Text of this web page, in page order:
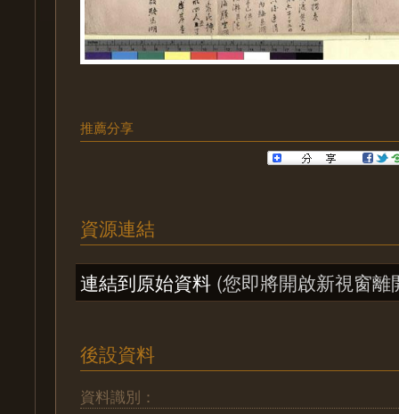
推薦分享
資源連結
連結到原始資料 (您即將開啟新視窗離
後設資料
資料識別：